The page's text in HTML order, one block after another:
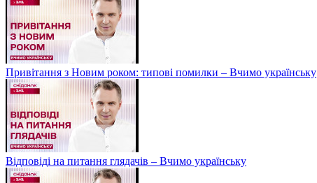
Привітання з Новим роком: типові помилки – Вчимо українську
Відповіді на питання глядачів – Вчимо українську